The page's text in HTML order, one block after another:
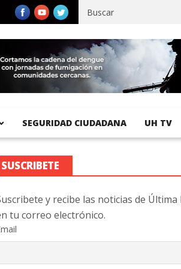
registra 92 % de avance en obras de
SEGURIDAD CIUDADANA UH TV
SUSCRIBETE
y recibe las noticias de Última
tu correo electrónico.